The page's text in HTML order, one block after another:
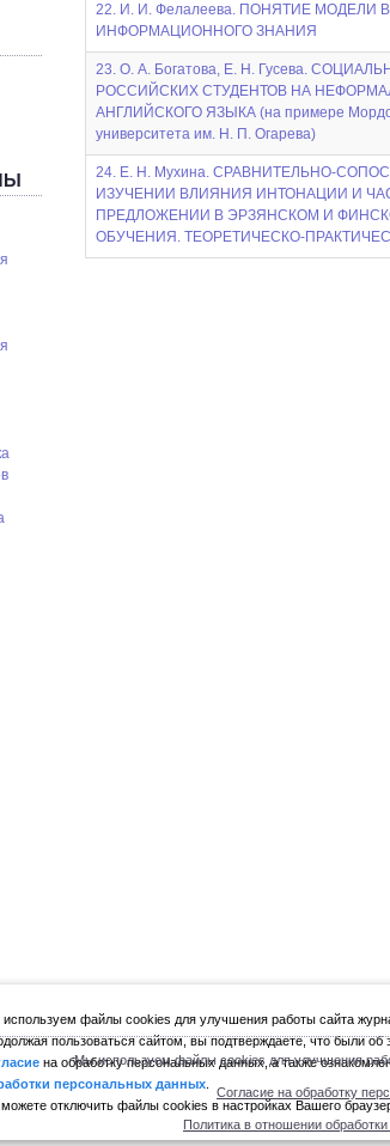
22. И. И. Фелалеева. ПОНЯТИЕ МОДЕЛИ
ИНФОРМАЦИОННОГО ЗНАНИЯ
23. О. А. Богатова, Е. Н. Гусева.
РОССИЙСКИХ СТУДЕНТОВ НА
АНГЛИЙСКОГО ЯЗЫКА (на примере
университета им. Н. П. Огарева)
24. Е. Н. Мухина. СРАВНИТЕЛЬНО-
ИЗУЧЕНИИ ВЛИЯНИЯ ИНТОНАЦИИ И
ПРЕДЛОЖЕНИИ В ЭРЗЯНСКОМ И
ОБУЧЕНИЯ. ТЕОРЕТИЧЕСКО-
файлы cookies для улучшения работы сайта
пользоваться сайтом, вы подтверждаете, что были
на обработку персональных данных, а также
персональных данных
отключить файлы cookies в настройках Вашего
Мы используем файлы cookies для улучшения
Согласие на обработку
Политика в отношении